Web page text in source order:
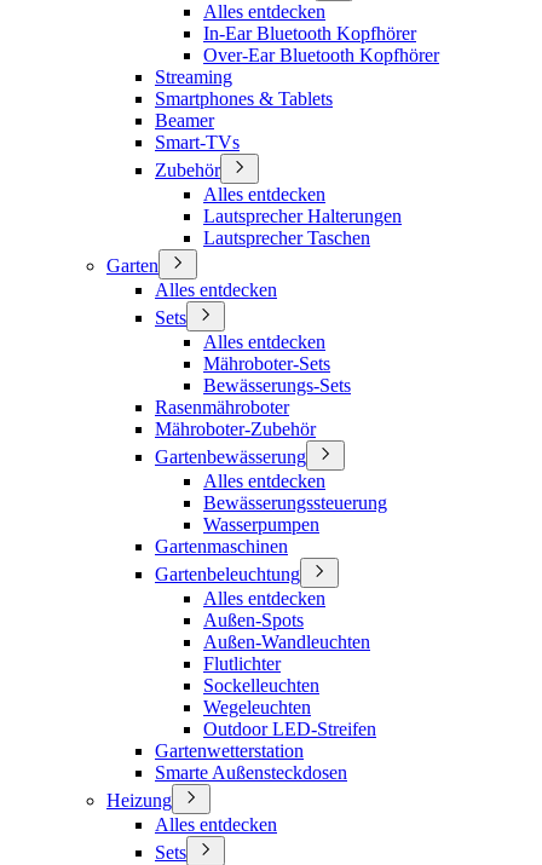
Alles entdecken
In-Ear Bluetooth Kopfhörer
Over-Ear Bluetooth Kopfhörer
Streaming
Smartphones & Tablets
Beamer
Smart-TVs
Zubehör
Alles entdecken
Lautsprecher Halterungen
Lautsprecher Taschen
Garten
Alles entdecken
Sets
Alles entdecken
Mähroboter-Sets
Bewässerungs-Sets
Rasenmähroboter
Mähroboter-Zubehör
Gartenbewässerung
Alles entdecken
Bewässerungssteuerung
Wasserpumpen
Gartenmaschinen
Gartenbeleuchtung
Alles entdecken
Außen-Spots
Außen-Wandleuchten
Flutlichter
Sockelleuchten
Wegeleuchten
Outdoor LED-Streifen
Gartenwetterstation
Smarte Außensteckdosen
Heizung
Alles entdecken
Sets